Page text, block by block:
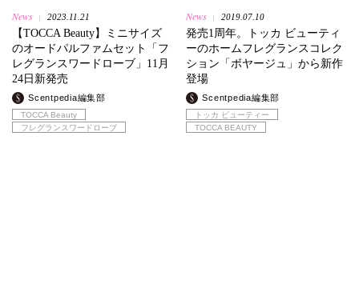
News 2023.11.21
【TOCCA Beauty】ミニサイズ
のオードパルファムセット「フ
レグランスワードローブ」11月
24日新発売
Scentpedia編集部
TOCCA Beauty
フレグランスワードローブ
News 2019.07.10
発売1周年。トッカ ビューティ
ーのホームフレグランスコレク
ション「ボヤージュ」から新作
登場
Scentpedia編集部
トッカ ビューティー
TOCCA BEAUTY